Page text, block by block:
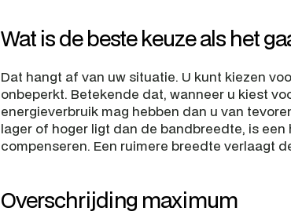
Wat is de beste keuze als het
Dat hangt af van uw situatie. U kunt kiezen
onbeperkt. Betekende dat, wanneer u kiest
energieverbruik mag hebben dan u van
lager of hoger ligt dan de bandbreedte, is
compenseren. Een ruimere breedte verlaagt
Overschrijding maximum